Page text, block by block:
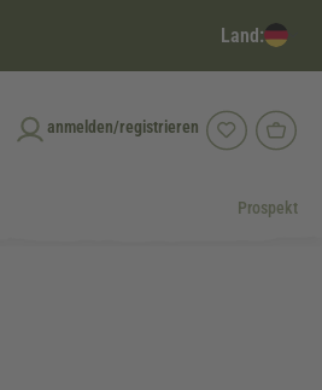
Land:
anmelden/registrieren
Prospekt